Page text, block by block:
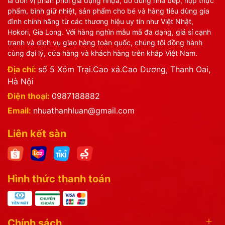
Hộp thực phẩm chữ nhật 2 lớp bé 6580 phù hợp sử dụng để
bảo quản nhiều loại thực phẩm như:
Rau củ
Trái cây
Thịt cá
Đồ khô
Thực phẩm sơ chế
Đồ ăn trong tủ lạnh
Sản phẩm phù hợp cho gia đình, căn hộ, nhà bếp hiện đại hoặc
Hướng dẫn bảo quản sản
phẩm
Để hộp thực phẩm luôn bền đẹp và sử dụng hiệu quả lâu dài:
Tránh tiếp xúc trực tiếp với nguồn nhiệt cao
phẩm, bình giữ nhiệt, sản phẩm cho bé và hàng tiêu dùng gia
đình chính hãng từ các thương hiệu uy tín như Việt Nhật,
Hokori, Gia Long. Với hàng nghìn mẫu mã đa dạng, giá sỉ cạnh
tranh và dịch vụ giao hàng toàn quốc, chúng tôi đồng hành
cùng đại lý, cửa hàng và khách hàng trên khắp Việt Nam.
Địa chỉ: số 5 Xóm Trại.Cao xá.Cao Dương, Thanh Oai,
Hà Nội
Điện thoại: 0987188882
Email: nhuathanhluan@gmail.com
Liên kết sàn
Hình thức thanh toán